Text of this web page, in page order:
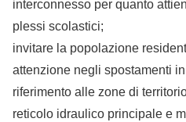
interconnesso per quanto
plessi scolastici;
invitare la popolazione
attenzione negli spostamenti
riferimento alle zone di
reticolo idraulico principale e